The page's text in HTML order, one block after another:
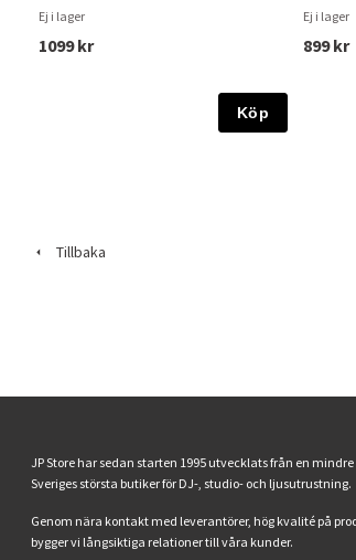
Ej i lager
1099 kr
Köp
Ej i lager
899 kr
Tillbaka
JP Store har sedan starten 1995 utvecklats från en
Sveriges största butiker för DJ-, studio- och ljusutrustning.
Genom nära kontakt med leverantörer, hög kvalité på
bygger vi långsiktiga relationer till våra kunder.